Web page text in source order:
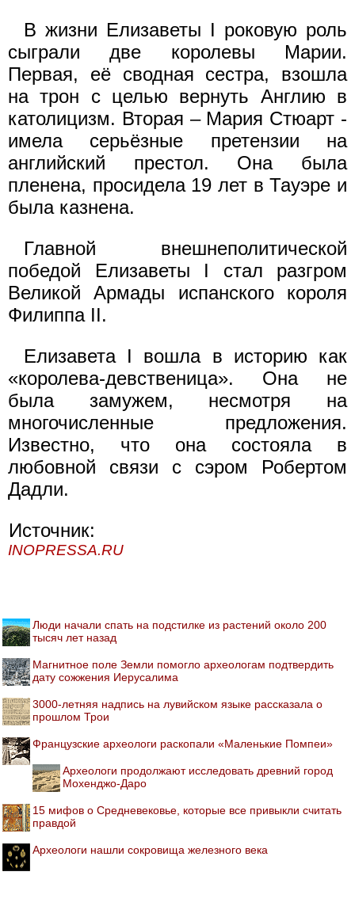
В жизни Елизаветы I роковую роль
сыграли две королевы Марии.
Первая, её сводная сестра, взошла
на трон с целью вернуть Англию в
католицизм. Вторая – Мария Cтюарт -
имела серьёзные претензии на
английский престол. Она была
пленена, просидела 19 лет в Тауэре и
была казнена.
Главной внешнеполитической
победой Елизаветы I стал разгром
Великой Армады испанского короля
Филиппа II.
Елизавета I вошла в историю как
«королева-девственица». Она не
была замужем, несмотря на
многочисленные предложения.
Известно, что она состояла в
любовной связи с сэром Робертом
Дадли.
Источник:
INOPRESSA.RU
Люди начали спать на подстилке из растений около 200
тысяч лет назад
Магнитное поле Земли помогло археологам подтвердить
дату сожжения Иерусалима
3000-летняя надпись на лувийском языке рассказала о
прошлом Трои
Французские археологи раскопали «Маленькие Помпеи»
Археологи продолжают исследовать древний город
Мохенджо-Даро
15 мифов о Средневековье, которые все привыкли считать
правдой
Археологи нашли сокровища железного века